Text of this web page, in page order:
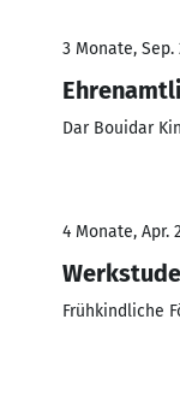
3 Monate, Sep.
Dar Bouidar
4 Monate, Apr.
Frühkindliche